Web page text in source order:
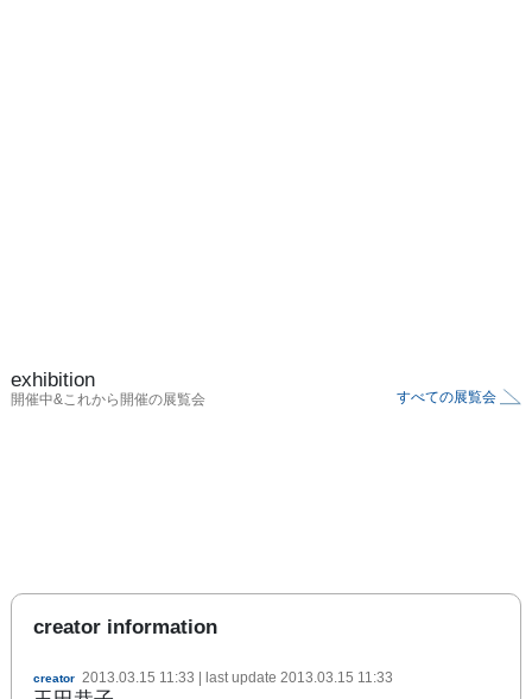
exhibition
開催中&これから開催の展覧会 すべての展覧会
creator information
creator 2013.03.15 11:33 | last update 2013.03.15 11:33